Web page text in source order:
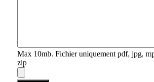
Max 10mb. Fichier uniquement pdf, jpg,
zip